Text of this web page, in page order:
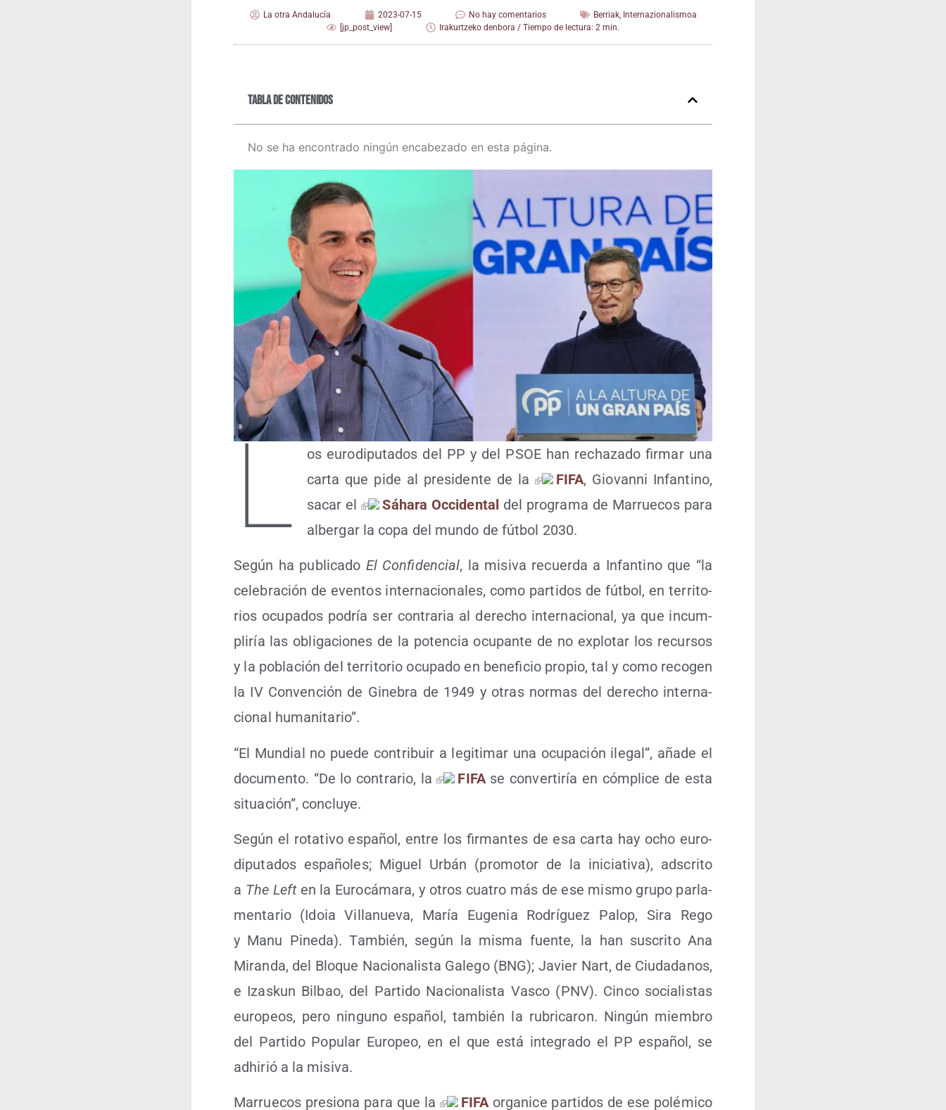
La otra Andalucía 2023-07-15 No hay comentarios Berriak, Internazionalismoa
[jp_post_view]
Irakurtzeko denbora / Tiempo de lectura: 2 min.
Tabla de contenidos
No se ha encontrado ningún encabezado en esta página.
L
os euro­dipu­tados del PP y del PSOE han recha­za­do fir­mar una
car­ta que pide al pre­si­den­te de la
FIFA, Gio­van­ni Infan­tino,
sacar el
Sáha­ra Occi­den­tal del pro­gra­ma de Marrue­cos para
alber­gar la copa del mun­do de fút­bol 2030.
Según ha publi­ca­do El Con­fi­den­cial, la misi­va recuer­da a Infan­tino que “la
cele­bra­ción de even­tos inter­na­cio­na­les, como par­ti­dos de fút­bol, en terri­to­
rios ocu­pa­dos podría ser con­tra­ria al dere­cho inter­na­cio­nal, ya que incum­
pli­ría las obli­ga­cio­nes de la poten­cia ocu­pan­te de no explo­tar los recur­sos
y la pobla­ción del terri­to­rio ocu­pa­do en bene­fi­cio pro­pio, tal y como reco­gen
la IV Con­ven­ción de Gine­bra de 1949 y otras nor­mas del dere­cho inter­na­
cio­nal humanitario”.
“El Mun­dial no pue­de con­tri­buir a legi­ti­mar una ocu­pa­ción ile­gal”, aña­de el
docu­men­to. “De lo con­tra­rio, la
FIFAse con­ver­ti­ría en cóm­pli­ce de esta
situa­ción”, concluye.
Según el rota­ti­vo espa­ñol, entre los fir­man­tes de esa car­ta hay ocho euro­
dipu­tados espa­ño­les; Miguel Urbán (pro­mo­tor de la ini­cia­ti­va), ads­cri­to
a The Left en la Euro­cá­ma­ra, y otros cua­tro más de ese mis­mo gru­po par­la­
men­ta­rio (Idoia Villa­nue­va, María Euge­nia Rodrí­guez Palop, Sira Rego
y Manu Pine­da). Tam­bién, según la mis­ma fuen­te, la han sus­cri­to Ana
Miran­da, del Blo­que Nacio­na­lis­ta Gale­go (BNG); Javier Nart, de Ciu­da­da­nos,
e Izas­kun Bil­bao, del Par­ti­do Nacio­na­lis­ta Vas­co (PNV). Cin­co socia­lis­tas
euro­peos, pero nin­guno espa­ñol, tam­bién la rubri­ca­ron. Nin­gún miem­bro
del Par­ti­do Popu­lar Euro­peo, en el que está inte­gra­do el PP espa­ñol, se
adhi­rió a la misiva.
Marrue­cos pre­sio­na para que la FIFA orga­ni­ce par­ti­dos de ese polé­mi­co